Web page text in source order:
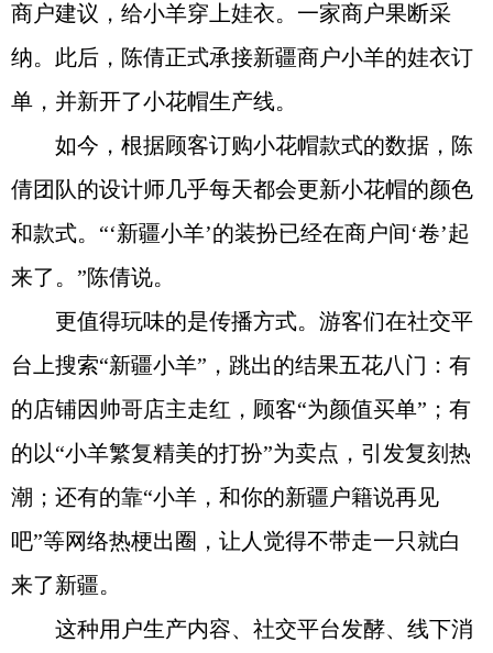
商户建议，给小羊穿上娃衣。一家商户果断采
纳。此后，陈倩正式承接新疆商户小羊的娃衣订
单，并新开了小花帽生产线。
如今，根据顾客订购小花帽款式的数据，陈
倩团队的设计师几乎每天都会更新小花帽的颜色
和款式。“‘新疆小羊’的装扮已经在商户间‘卷’起
来了。”陈倩说。
更值得玩味的是传播方式。游客们在社交平
台上搜索“新疆小羊”，跳出的结果五花八门：有
的店铺因帅哥店主走红，顾客“为颜值买单”；有
的以“小羊繁复精美的打扮”为卖点，引发复刻热
潮；还有的靠“小羊，和你的新疆户籍说再见
吧”等网络热梗出圈，让人觉得不带走一只就白
来了新疆。
这种用户生产内容、社交平台发酵、线下消